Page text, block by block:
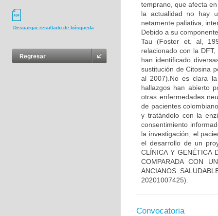
Descargar resultado de búsqueda
Regresar
temprano, que afecta
la actualidad no hay
netamente paliativa,
Debido a su
Tau (Foster et. al,
relacionado con la
han identificado
sustitución de Citosina
al 2007).No es clara
hallazgos han abierto
otras enfermedades
de pacientes
y tratándolo con la
consentimiento
la investigación, el
el desarrollo de un
CLÍNICA Y GENÉTICA
COMPARADA CON
ANCIANOS
20201007425).
Convocatoria